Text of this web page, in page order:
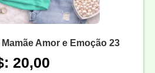
Amor e Emoção 23
20,00